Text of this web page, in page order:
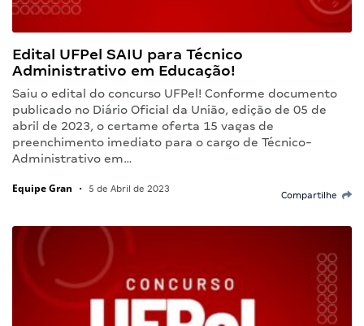
Edital UFPel SAIU para Técnico
Administrativo em Educação!
Saiu o edital do concurso UFPel! Conforme documento
publicado no Diário Oficial da União, edição de 05 de
abril de 2023, o certame oferta 15 vagas de
preenchimento imediato para o cargo de Técnico-
Administrativo em…
Equipe Gran • 5 de Abril de 2023
Compartilhe